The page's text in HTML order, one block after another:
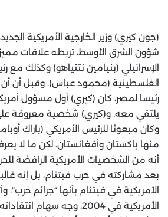
(جون كيري) وزير الخارجية الأمريكية
شؤون الشرق الأوسط، تربطه علاقات
الإسرائيلي (بنيامين نتنياهو) وكذلك مع
الفلسطينية (محمود عباس). وقبل أن
رئيسا لمصر، كان (كيري) أول مسؤول
يلتقي معه. و(كيري) شخصية معروفة على
وكان مبعوثا للرئيس الأمريكي (باراك
منها باكستان وأفغانستان. لكن ما لا
أنه من الشخصيات الأمريكية الرافضة
بعد مشاركته في حرب فيتنام، بل إنه
الأمريكية في فيتنام بأنها “جرائم حرب”.
الأمريكية في 2004، وجه سهام